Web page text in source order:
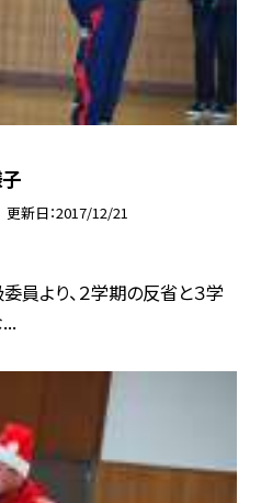
更新日 2017/12/21
員より、２学期の反省と３学